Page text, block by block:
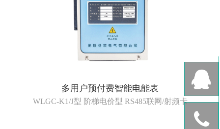
多用户预付费智能电能表
WLGC-K1/J型 阶梯电价型 RS485联网/射频卡